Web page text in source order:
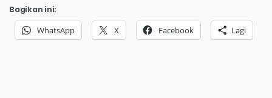
Bagikan ini:
WhatsApp X Facebook Lagi